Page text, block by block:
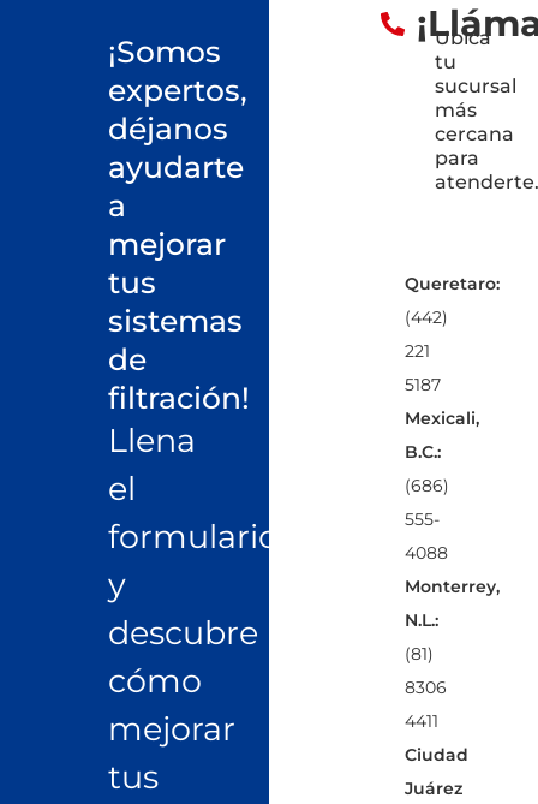
¡Somos
expertos,
déjanos
ayudarte
a
mejorar
tus
sistemas
de
filtración!
Llena
el
formulario
y
descubre
cómo
mejorar
tus
Ubica
tu
sucursal
más
cercana
para
atenderte.
Queretaro:
(442)
221
5187
Mexicali,
B.C.:
(686)
555-
4088
Monterrey,
N.L.:
(81)
8306
4411
Ciudad
Juárez